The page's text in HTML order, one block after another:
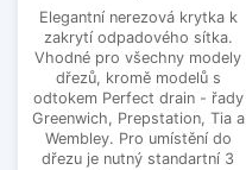
Elegantní nerezová krytka k
zakrytí odpadového sítka.
Vhodné pro všechny modely
dřezů, kromě modelů s
odtokem Perfect drain - řady
Greenwich, Prepstation, Tia a
Wembley. Pro umístění do
dřezu je nutný standartní 3